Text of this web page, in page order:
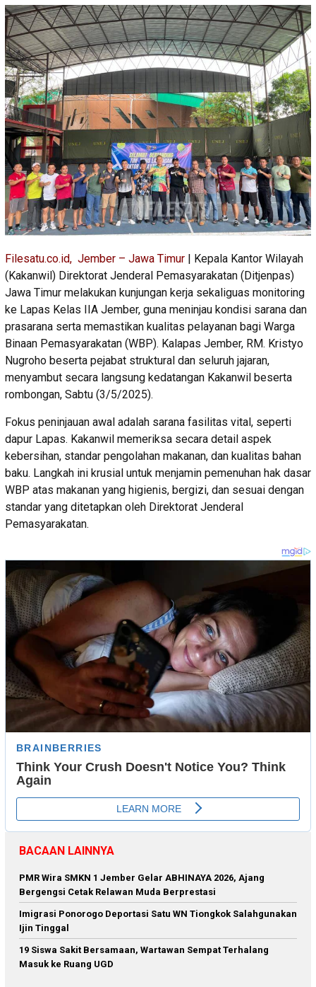
Filesatu.co.id, Jember – Jawa Timur | Kepala Kantor Wilayah
(Kakanwil) Direktorat Jenderal Pemasyarakatan (Ditjenpas)
Jawa Timur melakukan kunjungan kerja sekaliguas monitoring
ke Lapas Kelas IIA Jember, guna meninjau kondisi sarana dan
prasarana serta memastikan kualitas pelayanan bagi Warga
Binaan Pemasyarakatan (WBP). Kalapas Jember, RM. Kristyo
Nugroho beserta pejabat struktural dan seluruh jajaran,
menyambut secara langsung kedatangan Kakanwil beserta
rombongan, Sabtu (3/5/2025).
Fokus peninjauan awal adalah sarana fasilitas vital, seperti
dapur Lapas. Kakanwil memeriksa secara detail aspek
kebersihan, standar pengolahan makanan, dan kualitas bahan
baku. Langkah ini krusial untuk menjamin pemenuhan hak dasar
WBP atas makanan yang higienis, bergizi, dan sesuai dengan
standar yang ditetapkan oleh Direktorat Jenderal
Pemasyarakatan.
BACAAN LAINNYA
PMR Wira SMKN 1 Jember Gelar ABHINAYA 2026, Ajang
Bergengsi Cetak Relawan Muda Berprestasi
Imigrasi Ponorogo Deportasi Satu WN Tiongkok Salahgunakan
Ijin Tinggal
19 Siswa Sakit Bersamaan, Wartawan Sempat Terhalang
Masuk ke Ruang UGD